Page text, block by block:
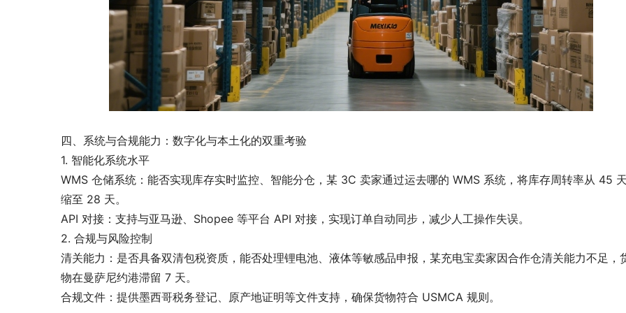
四、系统与合规能力：数字化与本土化的双重考验
1. 智能化系统水平
WMS 仓储系统：能否实现库存实时监控、智能分仓，某 3C 卖家通过运去哪的 WMS 系统，将库存周转率从 45
缩至 28 天。
API 对接：支持与亚马逊、Shopee 等平台 API 对接，实现订单自动同步，减少人工操作失误。
2. 合规与风险控制
清关能力：是否具备双清包税资质，能否处理锂电池、液体等敏感品申报，某充电宝卖家因合作仓清关能力不足，
物在曼萨尼约港滞留 7 天。
合规文件：提供墨西哥税务登记、原产地证明等文件支持，确保货物符合 USMCA 规则。